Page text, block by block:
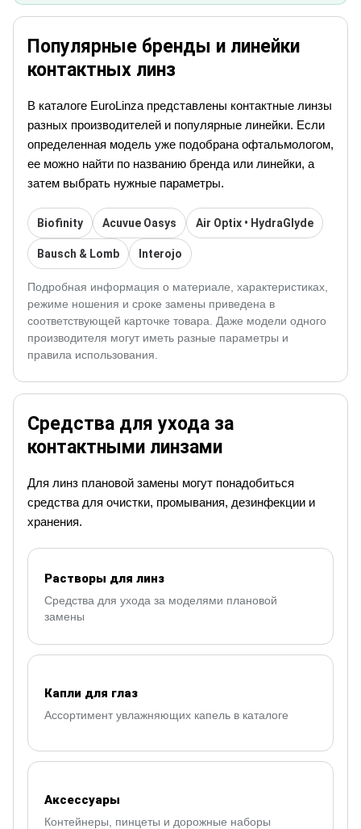
Популярные бренды и линейки
контактных линз
В каталоге EuroLinza представлены контактные линзы
разных производителей и популярные линейки. Если
определенная модель уже подобрана офтальмологом,
ее можно найти по названию бренда или линейки, а
затем выбрать нужные параметры.
Biofinity Acuvue Oasys Air Optix • HydraGlyde
Bausch & Lomb Interojo
Подробная информация о материале, характеристиках,
режиме ношения и сроке замены приведена в
соответствующей карточке товара. Даже модели одного
производителя могут иметь разные параметры и
правила использования.
Средства для ухода за
контактными линзами
Для линз плановой замены могут понадобиться
средства для очистки, промывания, дезинфекции и
хранения.
Растворы для линз
Средства для ухода за моделями плановой
замены
Капли для глаз
Ассортимент увлажняющих капель в каталоге
Аксессуары
Контейнеры, пинцеты и дорожные наборы